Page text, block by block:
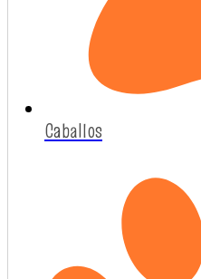
Caballos